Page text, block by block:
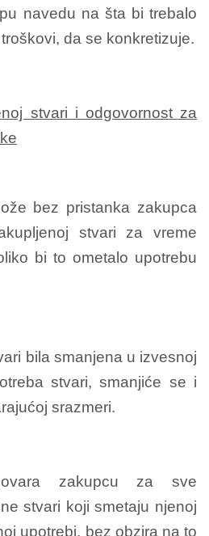
navedu na šta bi trebalo
da se konkretizuje.
stvari i odgovornost za
bez pristanka zakupca
stvari za vreme
bi to ometalo upotrebu
bila smanjena u izvesnoj
stvari, smanjiće se i
srazmeri.
zakupcu za sve
stvari koji smetaju njenoj
upotrebi, bez obzira na to